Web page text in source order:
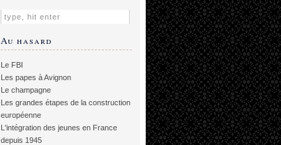
Au hasard
Le FBI
Les papes à Avignon
Le champagne
Les grandes étapes de la construction
européenne
L'intégration des jeunes en France
depuis 1945